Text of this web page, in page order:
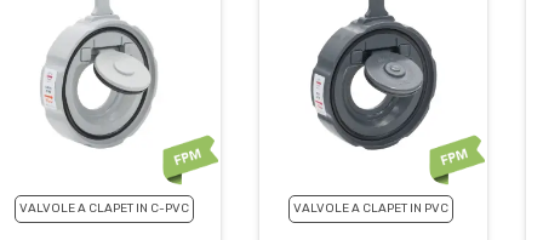
VALVOLE A CLAPET IN C-PVC VALVOLE A CLAPET IN PVC